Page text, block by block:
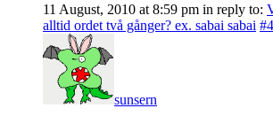
11 August, 2010 at 8:59 pm in reply to:
alltid ordet två gånger? ex. sabai sabai
sunsern